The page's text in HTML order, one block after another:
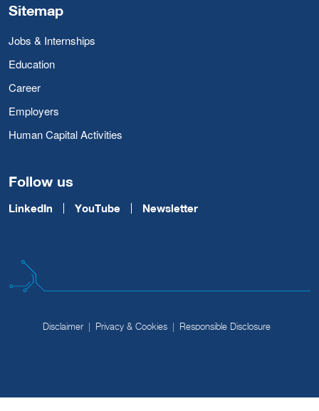
Sitemap
Jobs & Internships
Education
Career
Employers
Human Capital Activities
Follow us
LinkedIn YouTube Newsletter
Disclaimer Privacy & Cookies Responsible Disclosure